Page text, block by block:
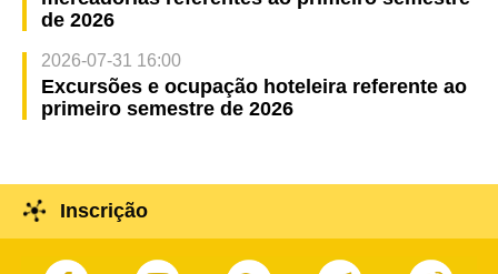
de 2026
2026-07-31 16:00
Excursões e ocupação hoteleira referente ao
primeiro semestre de 2026
Inscrição